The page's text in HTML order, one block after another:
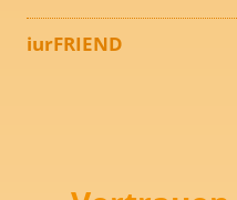
iurFRIEND